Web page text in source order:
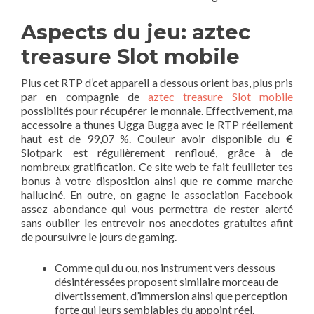
Aspects du jeu: aztec
treasure Slot mobile
Plus cet RTP d’cet appareil a dessous orient bas, plus pris
par en compagnie deaztec treasure Slot mobile
possibiltés pour récupérer le monnaie. Effectivement, ma
accessoire a thunes Ugga Bugga avec le RTP réellement
haut est de 99,07 %. Couleur avoir disponible du €
Slotpark est régulièrement renfloué, grâce à de
nombreux gratification. Ce site web te fait feuilleter tes
bonus à votre disposition ainsi que re comme marche
halluciné. En outre, on gagne le association Facebook
assez abondance qui vous permettra de rester alerté
sans oublier les entrevoir nos anecdotes gratuites afint
de poursuivre le jours de gaming.
Comme qui du ou, nos instrument vers dessous
désintéressées proposent similaire morceau de
divertissement, d’immersion ainsi que perception
forte qui leurs semblables du appoint réel.